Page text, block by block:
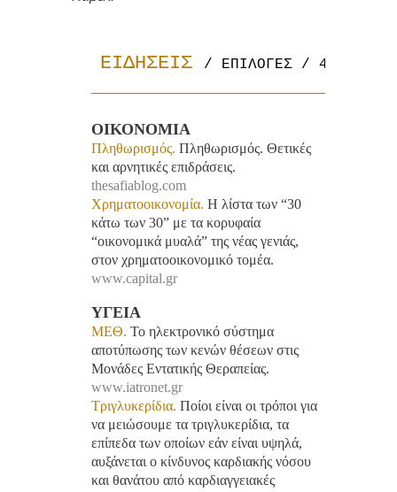
ΕΙΔΗΣΕΙΣ / ΕΠΙΛΟΓΕΣ /
ΟΙΚΟΝΟΜΙΑ
Πληθωρισμός. Πληθωρισμός. Θετικές
και αρνητικές επιδράσεις.
thesafiablog.com
Χρηματοοικονομία. Η λίστα των “30
κάτω των 30” με τα κορυφαία
“οικονομικά μυαλά” της νέας γενιάς,
στον χρηματοοικονομικό τομέα.
www.capital.gr
ΥΓΕΙΑ
ΜΕΘ. Το ηλεκτρονικό σύστημα
αποτύπωσης των κενών θέσεων στις
Μονάδες Εντατικής Θεραπείας.
www.iatronet.gr
Τριγλυκερίδια. Ποίοι είναι οι τρόποι για
να μειώσουμε τα τριγλυκερίδια, τα
επίπεδα των οποίων εάν είναι υψηλά,
αυξάνεται ο κίνδυνος καρδιακής νόσου
και θανάτου από καρδιαγγειακές